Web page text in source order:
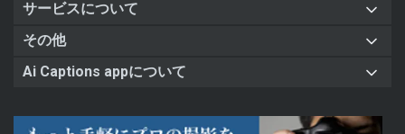
サービスについて
その他
Ai Captions appについて